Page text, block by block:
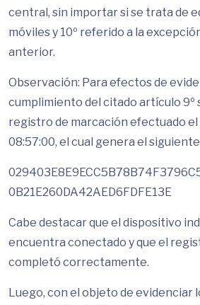
central, sin importar si se trata de
móviles y 10º referido a la
anterior.
Observación: Para efectos de
cumplimiento del citado artículo 9º
registro de marcación efectuado el
08:57:00, el cual genera el
0B21E260DA42AED6FDFE13E
Cabe destacar que el dispositivo
encuentra conectado y que el
completó correctamente.
Luego, con el objeto de evidenciar